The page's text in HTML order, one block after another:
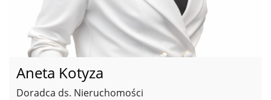
Aneta Kotyza
Doradca ds. Nieruchomości